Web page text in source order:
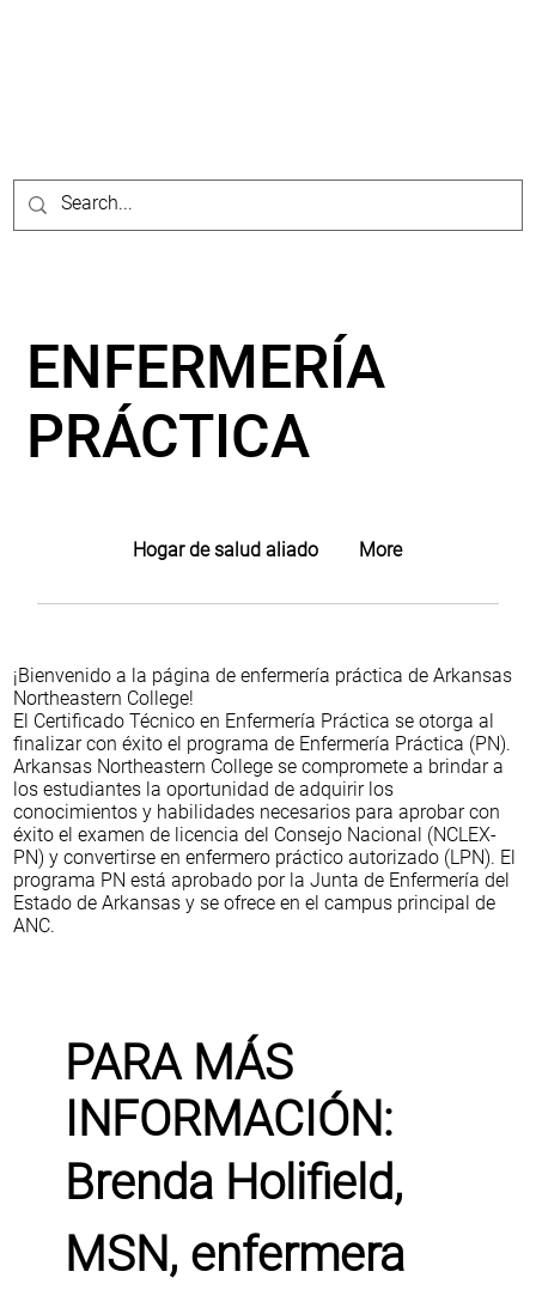
ENFERMERÍA
PRÁCTICA
Hogar de salud aliado More
¡Bienvenido a la página de enfermería práctica de Arkansas
Northeastern College!
El Certificado Técnico en Enfermería Práctica se otorga al
finalizar con éxito el programa de Enfermería Práctica (PN).
Arkansas Northeastern College se compromete a brindar a
los estudiantes la oportunidad de adquirir los
conocimientos y habilidades necesarios para aprobar con
éxito el examen de licencia del Consejo Nacional (NCLEX-
PN) y convertirse en enfermero práctico autorizado (LPN). El
programa PN está aprobado por la Junta de Enfermería del
Estado de Arkansas y se ofrece en el campus principal de
ANC.
PARA MÁS
INFORMACIÓN:
Brenda Holifield,
MSN, enfermera